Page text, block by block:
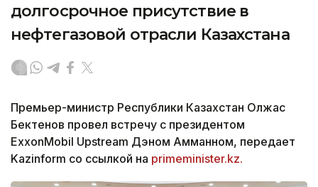
долгосрочное присутствие в
нефтегазовой отрасли Казахстана
Премьер-министр Республики Казахстан Олжас
Бектенов провел встречу с президентом
ExxonMobil Upstream Дэном Амманном, передает
Kazinform со ссылкой на primeminister.kz.